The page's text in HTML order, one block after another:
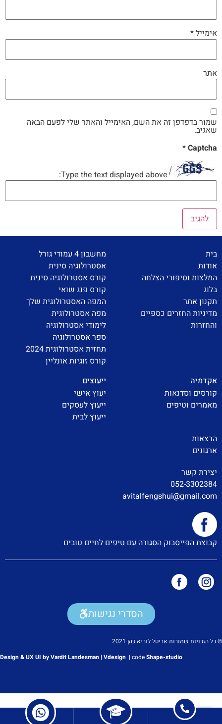
אימייל*
אתר
שמור בדפדפן זה את השם, האימייל והאתר שלי לפעם הבאה
שאגיב.
Captcha
*
Type the text displayed above:
בית
אודות
המלצות וסיפורי הצלחה
בלוג
תקנון אתר
מדיניות החזרים כספיים
והחזרות
מחשבון 4 עמודי גורל
אסטרולוגיה סינית
קורס אסטרולוגיה סינית
קורס פנג שואי
המפה האסטרולוגית שלך
מפה אסטרולוגית
לימודי אסטרולוגיה
ספר אסטרולוגיה
תחזית אסטרולוגית 2024
קורס זוגיות אונליין
אקדמיה
קורסים וסדנאות
מאמרים וטיפים
ייעוצים
יעוץ אישי
ייעוץ לעסקים
ייעוץ לבית
הרצאות
ארגונים
יצירת קשר
052-3302384
avitalfengshui@gmail.com
קבוצת הפייסבוק הסגורה עם טיפים לחיים טובים
הסדרי נגישות
© כל הזכויות שמורות אביטל לוביא כהן 2021
Design & UX UI by Vardit Landesman | Vdesign | codeShape-studio